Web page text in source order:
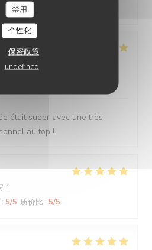
禁用
个性化
保密政策
undefined
/5 质价比
4
était super avec une très
au top !
1
: 5/5 质价比 : 5/5